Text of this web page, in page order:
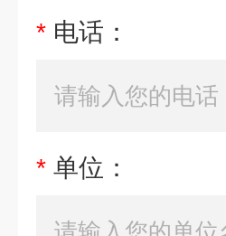
* 电话：
* 单位：